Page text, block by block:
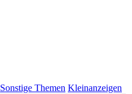
Sonstige Themen Kleinanzeigen